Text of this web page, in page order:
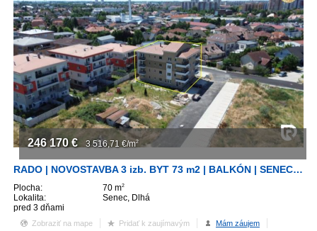
RADO | NOVOSTAVBA 3 izb. BYT 73 m2 | BALKÓN | SENEC - Dlhá ul.
Plocha: 70 m2
Lokalita:
Senec, Dlhá
pred 3 dňami
246 170 € 3 516,71 €/m2
Zobraziť na mape Pridať k zaujímavým Mám záujem